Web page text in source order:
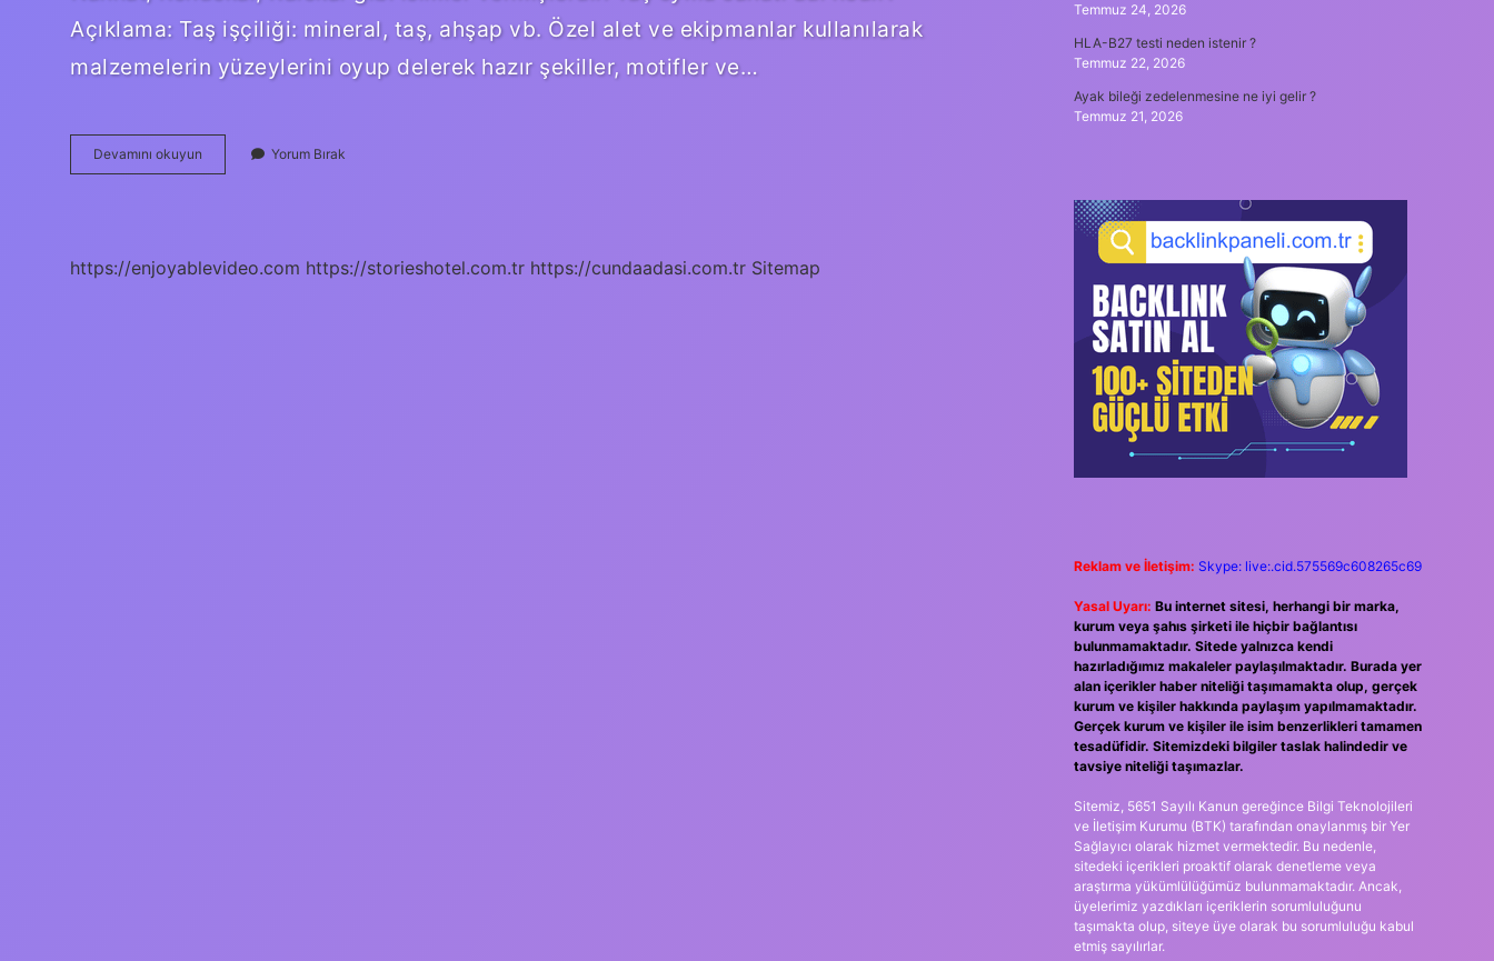
Açıklama: Taş işçiliği: mineral, taş, ahşap vb. Özel alet ve ekipmanlar kullanılarak
malzemelerin yüzeylerini oyup delerek hazır şekiller, motifler ve…
Devamını okuyun
Sanatına
Yorum Bırak
https://enjoyablevideo.com https://storieshotel.com.tr https://cundaadasi.com.tr Sitemap
Temmuz 24, 2026
HLA-B27 testi neden istenir ?
Temmuz 22, 2026
Ayak bileği zedelenmesine ne iyi gelir ?
Temmuz 21, 2026
Reklam ve İletişim: Skype: live:.cid.575569c608265c69
Yasal Uyarı: Bu internet sitesi, herhangi bir marka,
kurum veya şahıs şirketi ile hiçbir bağlantısı
bulunmamaktadır. Sitede yalnızca kendi
hazırladığımız makaleler paylaşılmaktadır. Burada yer
alan içerikler haber niteliği taşımamakta olup, gerçek
kurum ve kişiler hakkında paylaşım yapılmamaktadır.
Gerçek kurum ve kişiler ile isim benzerlikleri tamamen
tesadüfidir. Sitemizdeki bilgiler taslak halindedir ve
tavsiye niteliği taşımazlar.
Sitemiz, 5651 Sayılı Kanun gereğince Bilgi Teknolojileri
ve İletişim Kurumu (BTK) tarafından onaylanmış bir Yer
Sağlayıcı olarak hizmet vermektedir. Bu nedenle,
sitedeki içerikleri proaktif olarak denetleme veya
araştırma yükümlülüğümüz bulunmamaktadır. Ancak,
üyelerimiz yazdıkları içeriklerin sorumluluğunu
taşımakta olup, siteye üye olarak bu sorumluluğu kabul
etmiş sayılırlar.